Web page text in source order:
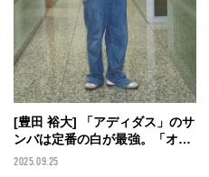
[豊田 裕大] 「アディダス」のサ
ンバは定番の白が最強。「オー
ラリー」のデニムを合わせたヴ
2025.09.25